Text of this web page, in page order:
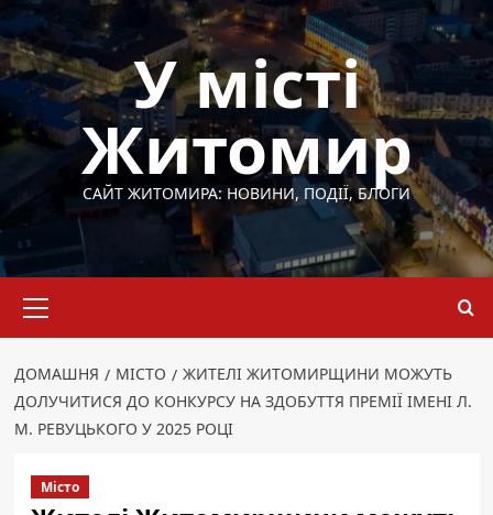
Перейти
до
вмісту
У місті
Житомир
САЙТ ЖИТОМИРА: НОВИНИ, ПОДІЇ, БЛОГИ
меню
ДОМАШНЯ МІСТО
ЖИТЕЛІ ЖИТОМИРЩИНИ МОЖУТЬ
ДОЛУЧИТИСЯ ДО КОНКУРСУ НА ЗДОБУТТЯ ПРЕМІЇ ІМЕНІ Л.
М. РЕВУЦЬКОГО У 2025 РОЦІ
Місто